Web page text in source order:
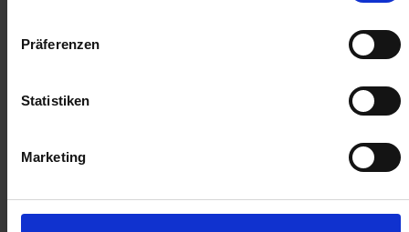
Präferenzen
Statistiken
Marketing
ZUR VERGLEICHSLISTE HINZUFÜGEN
AMAZONEN-WERKE H. DREYER SE & Co. KG
49205 Hasbergen